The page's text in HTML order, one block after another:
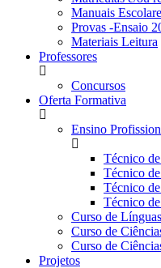
Manuais
Provas -Ensaio
Materiais Leitura
Professores
Concursos
Oferta Formativa
Ensino
Técnico
Técnico
Técnico
Técnico
Curso de
Curso de
Curso de
Projetos